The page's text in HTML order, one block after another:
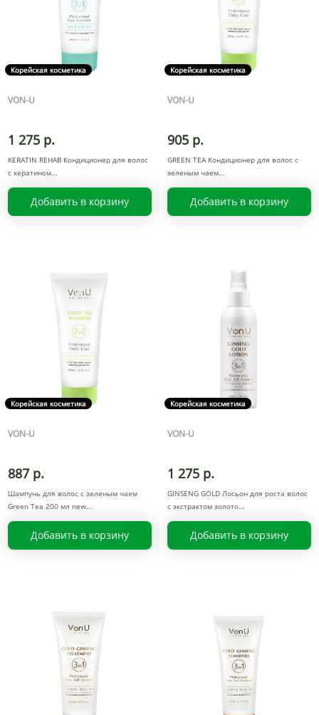
Корейская косметика
VON-U
1 275 р.
KERATIN REHAB Кондиционер для волос
с кератином
Добавить в корзину
Корейская косметика
VON-U
905 р.
GREEN TEA Кондиционер для волос с
зеленым чаем
Добавить в корзину
Корейская косметика
VON-U
887 р.
Шампунь для волос с зеленым чаем
Green Tea 200 мл new
Добавить в корзину
Корейская косметика
VON-U
1 275 р.
GINSENG GOLD Лосьон для роста волос
с экстрактом золото
Добавить в корзину